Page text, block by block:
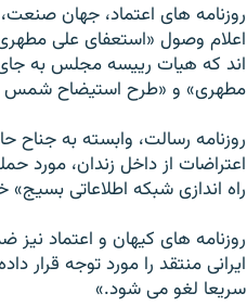
روزنامه های اعتماد، جهان
اعلام وصول «استعفای علی
اند که هيات رييسه مجلس به
مطهری» و «طرح استيضاح شمس
روزنامه رسالت، وابسته به جناح
اعتراضات از داخل زندان، مورد
راه اندازی شبکه اطلاعاتی
روزنامه های کيهان و اعتماد نيز
سريعا لغو می شود.»